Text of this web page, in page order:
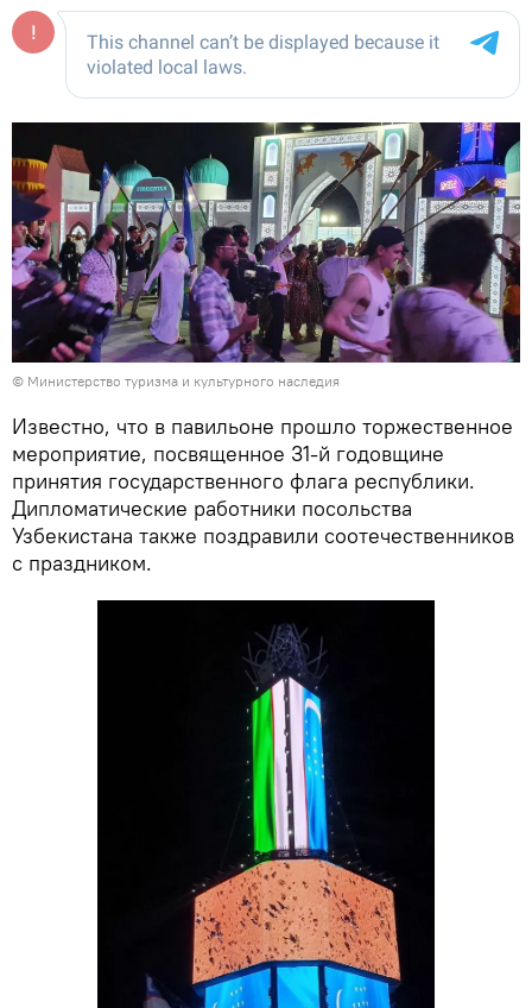
© Министерство туризма и культурного наследия
Известно, что в павильоне прошло торжественное
мероприятие, посвященное 31-й годовщине
принятия государственного флага республики.
Дипломатические работники посольства
Узбекистана также поздравили соотечественников
с праздником.